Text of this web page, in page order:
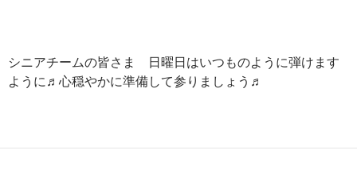
シニアチームの皆さま 日曜日はいつものように弾けます
ように♬心穏やかに準備して参りましょう♬